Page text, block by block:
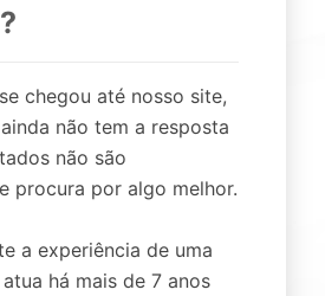
?
chegou até nosso site,
não tem a resposta
não são
procura por algo melhor.
a experiência de uma
há mais de 7 anos